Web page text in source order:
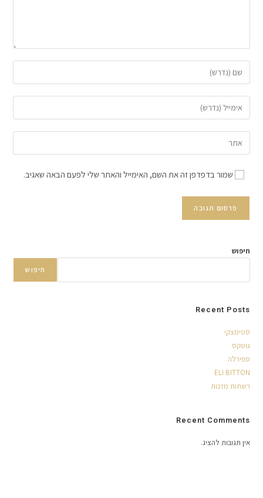
שמור בדפדפן זה את השם, האימייל והאתר שלי לפעם הבאה שאגיב.
חיפוש
חיפוש
Recent Posts
סטימצקי
גוטקס
ספירלה
ELI BITTON
רשתות מזכות
Recent Comments
אין תגובות להציג.